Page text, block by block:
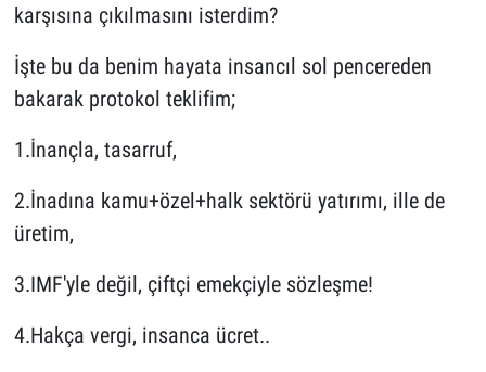
karşısına çıkılmasını isterdim?
İşte bu da benim hayata insancıl sol pencereden
bakarak protokol teklifim;
1.İnançla, tasarruf,
2.İnadına kamu+özel+halk sektörü yatırımı, ille de
üretim,
3.IMF'yle değil, çiftçi emekçiyle sözleşme!
4.Hakça vergi, insanca ücret..